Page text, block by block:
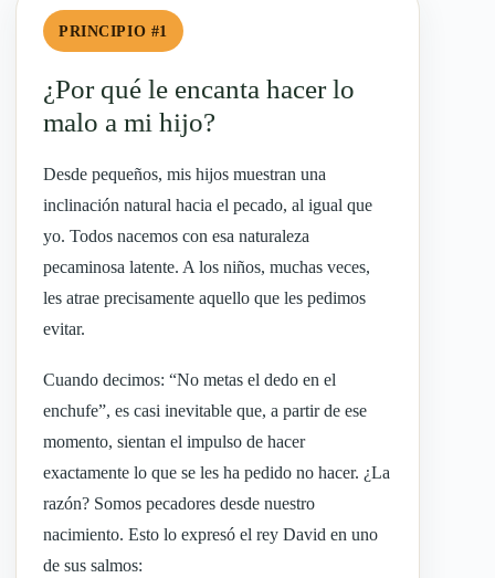
PRINCIPIO #1
¿Por qué le encanta hacer lo
malo a mi hijo?
Desde pequeños, mis hijos muestran una
inclinación natural hacia el pecado, al igual que
yo. Todos nacemos con esa naturaleza
pecaminosa latente. A los niños, muchas veces,
les atrae precisamente aquello que les pedimos
evitar.
Cuando decimos: “No metas el dedo en el
enchufe”, es casi inevitable que, a partir de ese
momento, sientan el impulso de hacer
exactamente lo que se les ha pedido no hacer. ¿La
razón? Somos pecadores desde nuestro
nacimiento. Esto lo expresó el rey David en uno
de sus salmos: